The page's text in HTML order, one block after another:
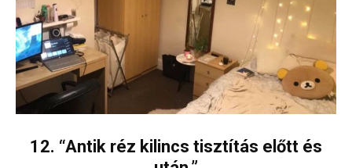
12. “Antik réz kilincs tisztítás előtt és